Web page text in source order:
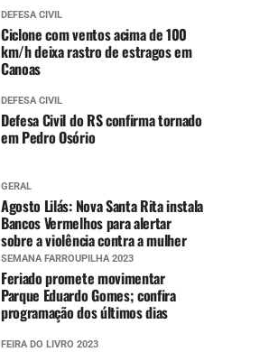
DEFESA CIVIL
Ciclone com ventos acima de 100
km/h deixa rastro de estragos em
Canoas
DEFESA CIVIL
Defesa Civil do RS confirma tornado
em Pedro Osório
GERAL
Agosto Lilás: Nova Santa Rita instala
Bancos Vermelhos para alertar
sobre a violência contra a mulher
SEMANA FARROUPILHA 2023
Feriado promete movimentar
Parque Eduardo Gomes; confira
programação dos últimos dias
FEIRA DO LIVRO 2023